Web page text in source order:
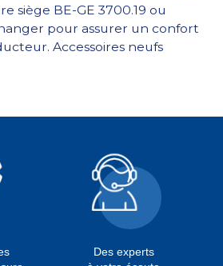
siège BE-GE 3700.19 ou
pour assurer un confort
Accessoires neufs
Des experts